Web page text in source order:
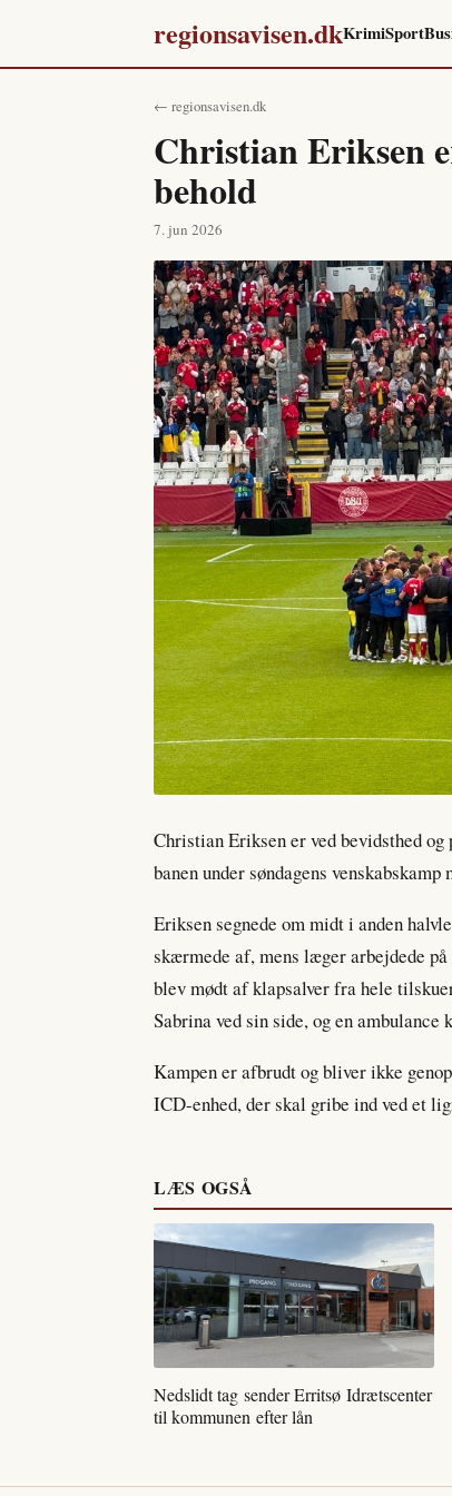
regionsavisen.dkKrimiSport
← regionsavisen.dk
Christian Eriksen
behold
7. jun 2026
Christian Eriksen er ved bevidsthed
banen under søndagens
Eriksen segnede om midt i anden
skærmede af, mens læger arbejdede
blev mødt af klapsalver fra hele
Sabrina ved sin side, og en ambulance
Kampen er afbrudt og bliver ikke
ICD-enhed, der skal gribe ind ved et
LÆS OGSÅ
Nedslidt tag sender Erritsø Idrætscenter
til kommunen efter lån